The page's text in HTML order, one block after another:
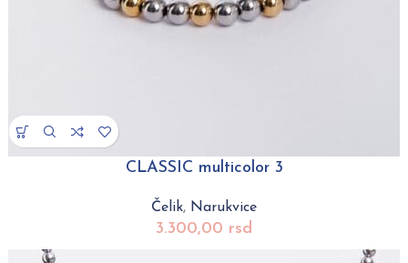
CLASSIC multicolor 3
Čelik, Narukvice
3.300,00 rsd